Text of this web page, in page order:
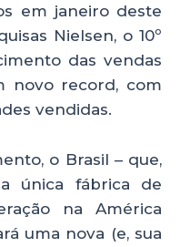
em janeiro deste
Nielsen, o 10º
das vendas
novo record, com
vendidas.
o Brasil – que,
única fábrica de
na América
uma nova (e, sua